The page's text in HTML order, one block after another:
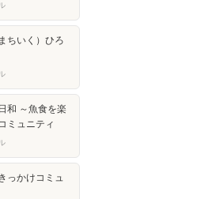
ちいく）ひろ
和 ～魚食を楽
ミュニティ
っかけコミュ